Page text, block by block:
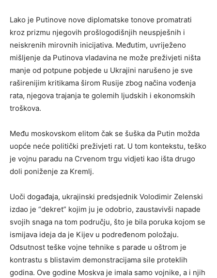
Lako je Putinove nove diplomatske tonove promatrati
kroz prizmu njegovih prošlogodišnjih neuspješnih i
neiskrenih mirovnih inicijativa. Međutim, uvriježeno
mišljenje da Putinova vladavina ne može preživjeti ništa
manje od potpune pobjede u Ukrajini narušeno je sve
raširenijim kritikama širom Rusije zbog načina vođenja
rata, njegova trajanja te golemih ljudskih i ekonomskih
troškova.
Među moskovskom elitom čak se šuška da Putin možda
uopće neće politički preživjeti rat. U tom kontekstu, teško
je vojnu paradu na Crvenom trgu vidjeti kao išta drugo
doli poniženje za Kremlj.
Uoči događaja, ukrajinski predsjednik Volodimir Zelenski
izdao je “dekret” kojim ju je odobrio, zaustavivši napade
svojih snaga na tom području, što je bila poruka kojom se
ismijava ideja da je Kijev u podređenom položaju.
Odsutnost teške vojne tehnike s parade u oštrom je
kontrastu s blistavim demonstracijama sile proteklih
godina. Ove godine Moskva je imala samo vojnike, a i njih